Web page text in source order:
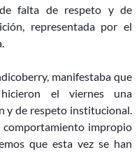
falta de respeto y de
representada por el
manifestaba que
el viernes una
y de respeto institucional.
impropio
mos que esta vez se han